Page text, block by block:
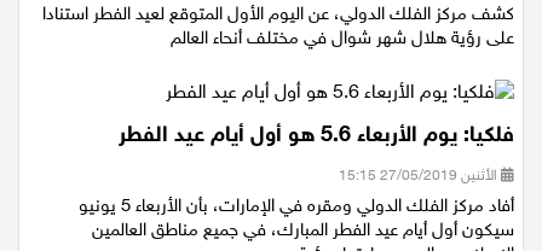
كشف مركز الفلك الدولي، عن اليوم الأول المتوقع لعيد الفطر استنادا
على رؤية هلال شهر شوال في مختلف أنحاء العالم
فلكيا: يوم الأربعاء 5.6 هو أول أيام عيد الفطر
الأثنين 27/05/2019 15:15
أفاد مركز الفلك الدولي ومقره في الإمارات، بأن الأربعاء 5 يونيو
سيكون أول أيام عيد الفطر المبارك، في جميع مناطق العالمين